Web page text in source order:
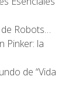
de Robots…
Pinker: la
de “Vida